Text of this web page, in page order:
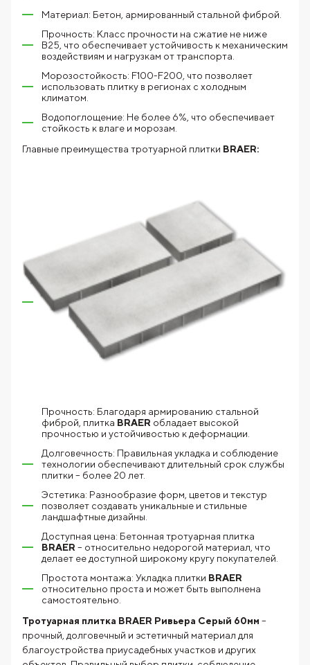
Материал: Бетон, армированный стальной фиброй.
Прочность: Класс прочности на сжатие не ниже
В25, что обеспечивает устойчивость к механическим
воздействиям и нагрузкам от транспорта.
Морозостойкость: F100-F200, что позволяет
использовать плитку в регионах с холодным
климатом.
Водопоглощение: Не более 6%, что обеспечивает
стойкость к влаге и морозам.
Главные преимущества тротуарной плитки BRAER:
Прочность: Благодаря армированию стальной
фиброй, плитка BRAER обладает высокой
прочностью и устойчивостью к деформации.
Долговечность: Правильная укладка и соблюдение
технологии обеспечивают длительный срок службы
плитки – более 20 лет.
Эстетика: Разнообразие форм, цветов и текстур
позволяет создавать уникальные и стильные
ландшафтные дизайны.
Доступная цена: Бетонная тротуарная плитка
BRAER – относительно недорогой материал, что
делает ее доступной широкому кругу покупателей.
Простота монтажа: Укладка плитки BRAER
относительно проста и может быть выполнена
самостоятельно.
Тротуарная плитка BRAER Ривьера Серый 60мм –
прочный, долговечный и эстетичный материал для
благоустройства приусадебных участков и других